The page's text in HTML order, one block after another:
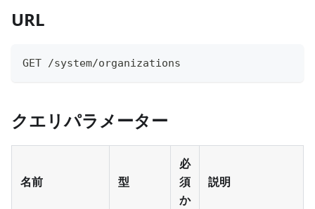
URL
GET /system/organizations
クエリパラメーター
名前 型
必
須
か
説明